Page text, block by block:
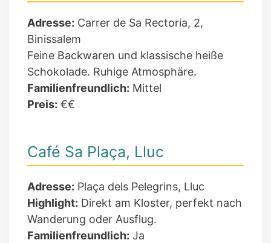
Adresse: Carrer de Sa Rectoria, 2,
Binissalem
Feine Backwaren und klassische heiße
Schokolade. Ruhige Atmosphäre.
Familienfreundlich: Mittel
Preis: €€
Café Sa Plaça, Lluc
Adresse: Plaça dels Pelegrins, Lluc
Highlight: Direkt am Kloster, perfekt nach
Wanderung oder Ausflug.
Familienfreundlich: Ja